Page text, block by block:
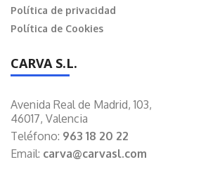
Política de privacidad
Política de Cookies
CARVA S.L.
Avenida Real de Madrid, 103,
46017, Valencia
Teléfono: 963 18 20 22
Email: carva@carvasl.com